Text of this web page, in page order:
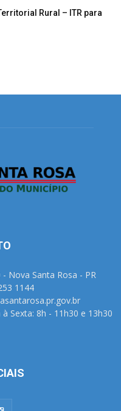
Rural – ITR para
Nova Santa Rosa - PR
1144
Sexta: 8h - 11h30 e 13h30